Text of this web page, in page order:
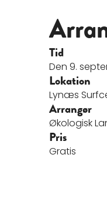
Tid
Den 9.
Lokation
Lynæs
Arrangør
Økologisk
Pris
Gratis